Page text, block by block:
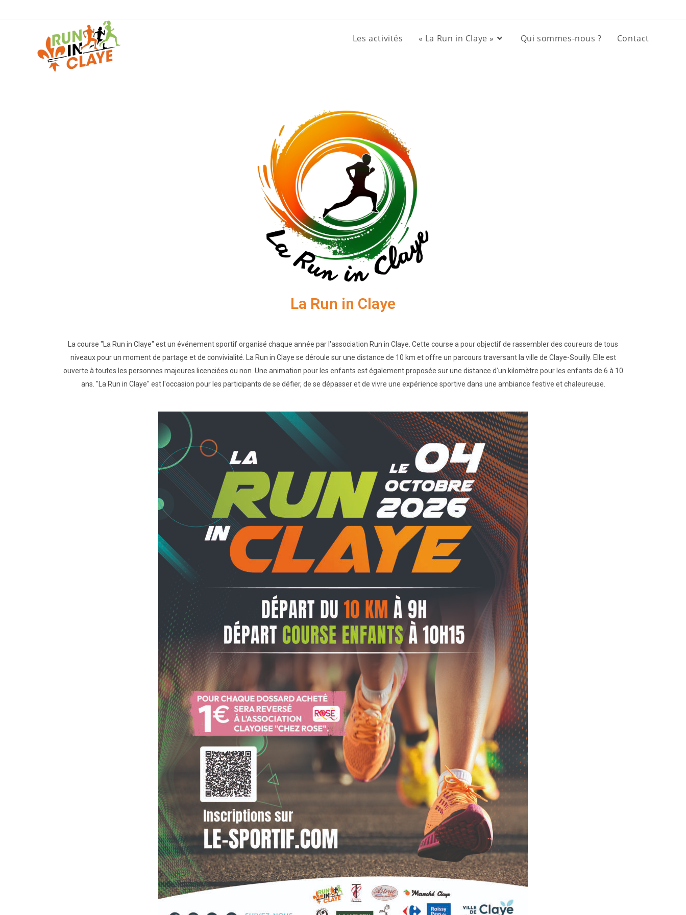
Les activités « La Run in Claye » Qui sommes-nous ? Contact
La Run in Claye
La course "La Run in Claye" est un événement sportif organisé chaque année par l'association Run in Claye. Cette course a pour objectif de rassembler des coureurs de tous
niveaux pour un moment de partage et de convivialité. La Run in Claye se déroule sur une distance de 10 km et offre un parcours traversant la ville de Claye-Souilly. Elle est
ouverte à toutes les personnes majeures licenciées ou non. Une animation pour les enfants est également proposée sur une distance d’un kilomètre pour les enfants de 6 à 10
ans. "La Run in Claye" est l'occasion pour les participants de se défier, de se dépasser et de vivre une expérience sportive dans une ambiance festive et chaleureuse.